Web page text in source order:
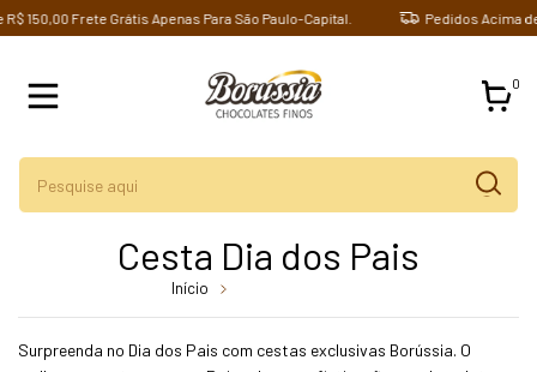
150,00 Frete Grátis Apenas Para São Paulo-Capital. Pedidos Acima de
0
Cesta Dia dos Pais
Início
Surpreenda no Dia dos Pais com cestas exclusivas Borússia. O